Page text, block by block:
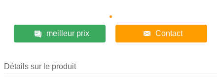
meilleur prix Contact
Détails sur le produit